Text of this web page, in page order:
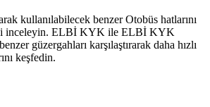
kullanılabilecek benzer Otobüs hatlarını
inceleyin. ELBİ KYK ile ELBİ KYK
güzergahları karşılaştırarak daha hızlı
keşfedin.